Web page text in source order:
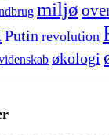
miljø
Putin revolution
økologi